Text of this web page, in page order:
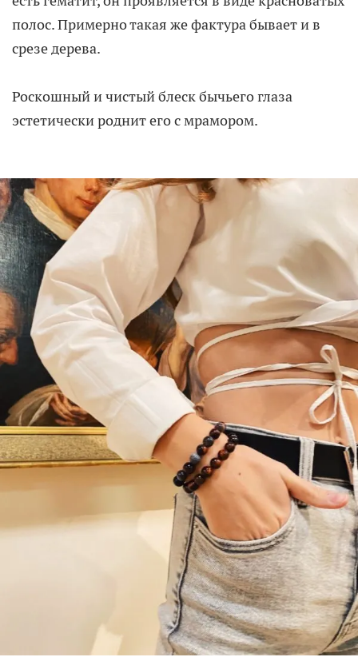
полос. Примерно такая же фактура бывает и в
срезе дерева.
Роскошный и чистый блеск бычьего глаза
эстетически роднит его с мрамором.